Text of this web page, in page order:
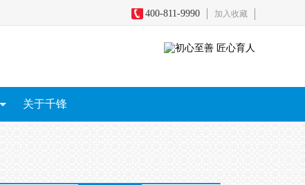
400-811-9990 加入收藏
关于千锋